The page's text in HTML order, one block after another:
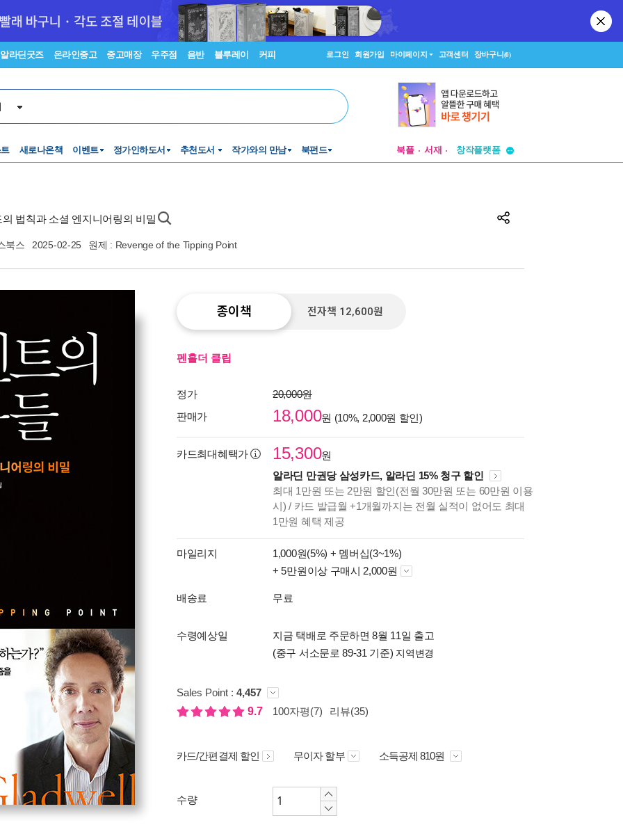
알라딘굿즈 온라인중고 중고매장 우주점 음반 블루레이 커피 로그인 회원가입 마이페이지 고객센터 장바구니(0)
새로나온책 이벤트 정가인하도서 추천도서 작가와의 만남 북펀드 북플 서재
창작플랫폼
법칙과 소셜 엔지니어링의 비밀
북스 2025-02-25 원제 : Revenge of the Tipping Point
종이책 전자책 12,600원
펜홀더 클립
정가
20,000원
판매가
18,000원 (10%, 2,000원 할인)
카드최대혜택가 15,300원
알라딘 만권당 삼성카드, 알라딘 15% 청구 할인
최대 1만원 또는 2만원 할인(전월 30만원 또는 60만원 이용
시) / 카드 발급월 +1개월까지는 전월 실적이 없어도 최대
1만원 혜택 제공
마일리지 1,000원(5%) + 멤버십(3~1%)
+ 5만원이상 구매시 2,000원
배송료 무료
수령예상일
지금 택배로 주문하면 8월 11일 출고
(중구 서소문로 89-31 기준) 지역변경
Sales Point : 4,457
9.7
100자평(7) 리뷰(35)
카드/간편결제 할인 무이자 할부 소득공제 810원
수량